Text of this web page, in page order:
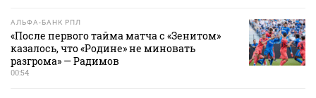
АЛЬФА-БАНК РПЛ
«После первого тайма матча с «Зенитом»
казалось, что «Родине» не миновать
разгрома» — Радимов
00:54